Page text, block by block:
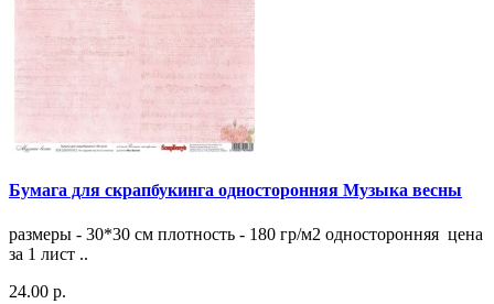
Бумага для скрапбукинга односторонняя Музыка весны
размеры - 30*30 см плотность - 180 гр/м2 односторонняя цена
за 1 лист ..
24.00 р.